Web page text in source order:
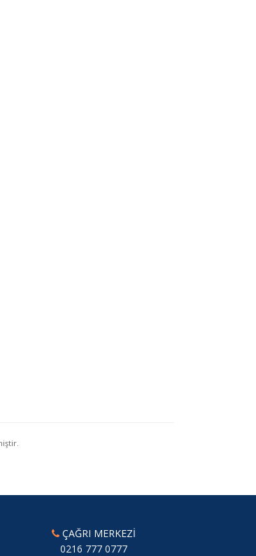
ÇAĞRI MERKEZİ
0216 777 0777